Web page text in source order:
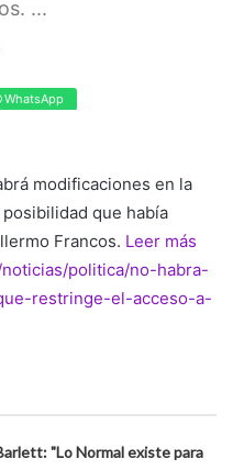
...
WhatsApp
modificaciones en la
que había
Francos. Leer más
politica/no-habra-
restringe-el-acceso-a-
"Lo Normal existe para